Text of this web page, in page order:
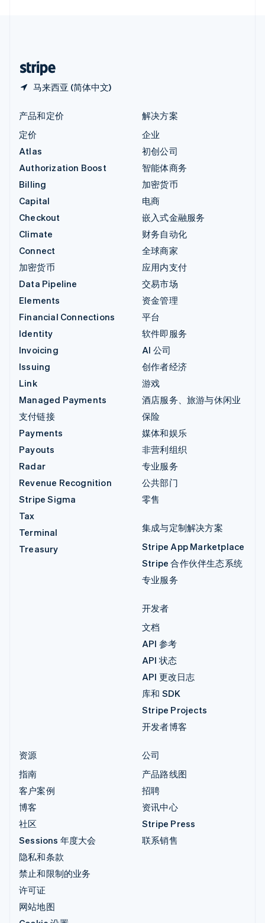
马来西亚 (简体中文)
产品和定价
定价
Atlas
Authorization Boost
Billing
Capital
Checkout
Climate
Connect
加密货币
Data Pipeline
Elements
Financial Connections
Identity
Invoicing
Issuing
Link
Managed Payments
支付链接
Payments
Payouts
Radar
Revenue Recognition
Stripe Sigma
Tax
Terminal
Treasury
解决方案
企业
初创公司
智能体商务
加密货币
电商
嵌入式金融服务
财务自动化
全球商家
应用内支付
交易市场
资金管理
平台
软件即服务
AI 公司
创作者经济
游戏
酒店服务、旅游与休闲业
保险
媒体和娱乐
非营利组织
专业服务
公共部门
零售
集成与定制解决方案
Stripe App Marketplace
Stripe 合作伙伴生态系统
专业服务
开发者
文档
API 参考
API 状态
API 更改日志
库和 SDK
Stripe Projects
开发者博客
资源
指南
客户案例
博客
社区
Sessions 年度大会
隐私和条款
禁止和限制的业务
许可证
网站地图
公司
产品路线图
招聘
资讯中心
Stripe Press
联系销售